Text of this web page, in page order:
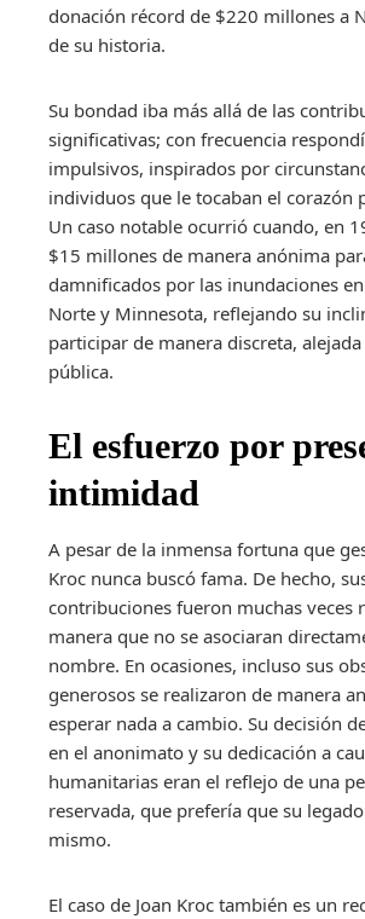
donación récord de $220 millones a
de su historia.
Su bondad iba más allá de las
significativas; con frecuencia
impulsivos, inspirados por
individuos que le tocaban el corazón
Un caso notable ocurrió cuando, en
$15 millones de manera anónima
damnificados por las inundaciones
Norte y Minnesota, reflejando su
participar de manera discreta,
pública.
El esfuerzo por
intimidad
A pesar de la inmensa fortuna que
Kroc nunca buscó fama. De hecho,
contribuciones fueron muchas veces
manera que no se asociaran
nombre. En ocasiones, incluso sus
generosos se realizaron de manera
esperar nada a cambio. Su decisión
en el anonimato y su dedicación a
humanitarias eran el reflejo de una
reservada, que prefería que su
mismo.
El caso de Joan Kroc también es un